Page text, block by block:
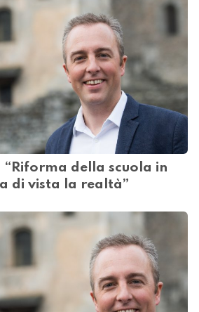
“Riforma della scuola in
di vista la realtà”